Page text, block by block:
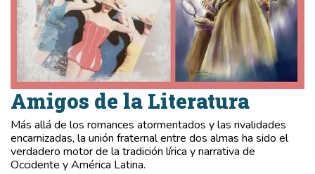
Amigos de la Literatura
Más allá de los romances atormentados y las rivalidades
encarnizadas, la unión fraternal entre dos almas ha sido el
verdadero motor de la tradición lírica y narrativa de
Occidente y América Latina.